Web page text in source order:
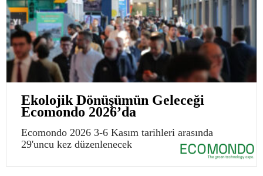
Ekolojik Dönüşümün Geleceği
Ecomondo 2026’da
Ecomondo 2026 3-6 Kasım tarihleri arasında
29'uncu kez düzenlenecek